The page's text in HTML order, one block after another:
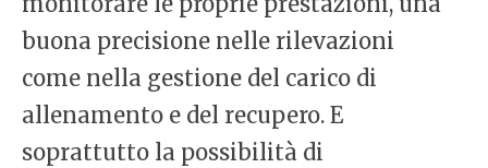
buona precisione nelle rilevazioni
come nella gestione del carico di
allenamento e del recupero. E
soprattutto la possibilità di